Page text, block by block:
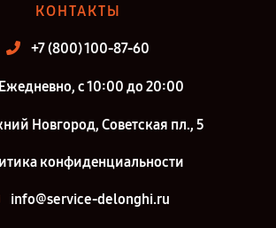
КОНТАКТЫ
+7 (800) 100-87-60
Ежедневно, с 10:00 до 20:00
Новгород, Советская пл., 5
конфиденциальности
info@service-delonghi.ru